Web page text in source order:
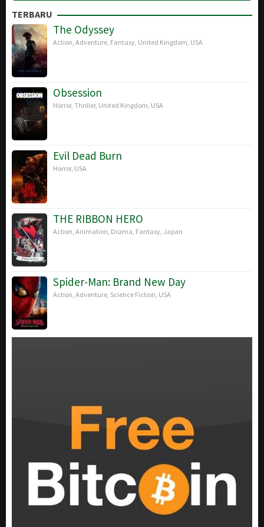
TERBARU
The Odyssey
Action Adventure Fantasy United Kingdom USA
Obsession
Horror, Thriller, United Kingdom USA
Evil Dead Burn
Horror, USA
THE RIBBON HERO
Action Animation Drama Fantasy Japan
Spider-Man: Brand New Day
Action Adventure Science Fiction USA